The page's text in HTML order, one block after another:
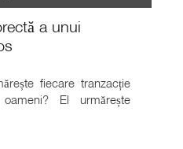
a unui
fiecare tranzacție
El urmărește